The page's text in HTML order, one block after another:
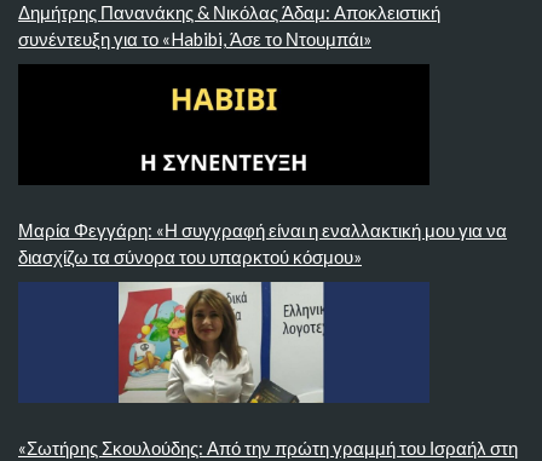
Δημήτρης Πανανάκης & Νικόλας Άδαμ: Αποκλειστική
συνέντευξη για το «Habibi, Άσε το Ντουμπάι»
Μαρία Φεγγάρη: «Η συγγραφή είναι η εναλλακτική μου για να
διασχίζω τα σύνορα του υπαρκτού κόσμου»
«Σωτήρης Σκουλούδης: Από την πρώτη γραμμή του Ισραήλ στη